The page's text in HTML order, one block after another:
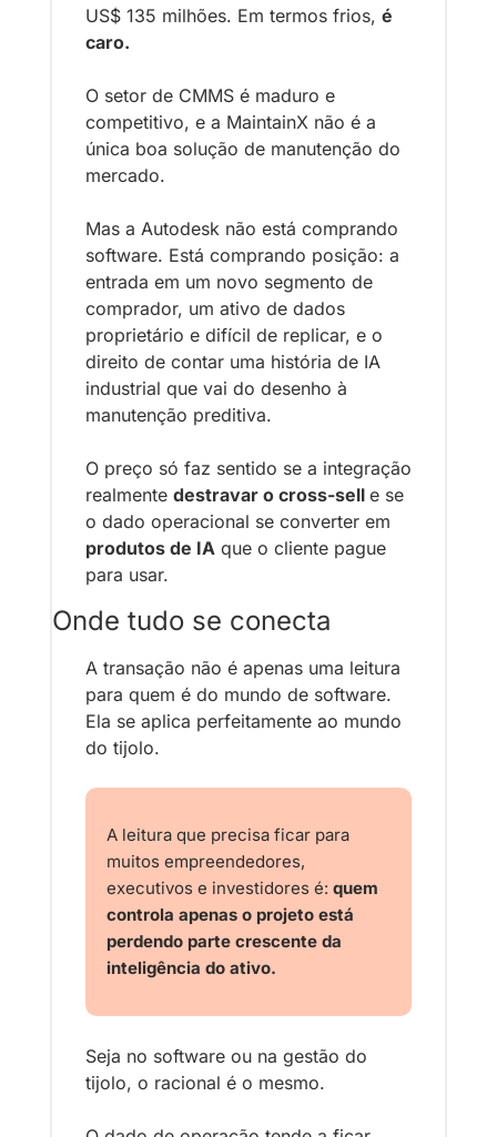
US$ 135 milhões. Em termos frios, é
caro.
O setor de CMMS é maduro e
competitivo, e a MaintainX não é a
única boa solução de manutenção do
mercado.
Mas a Autodesk não está comprando
software. Está comprando posição: a
entrada em um novo segmento de
comprador, um ativo de dados
proprietário e difícil de replicar, e o
direito de contar uma história de IA
industrial que vai do desenho à
manutenção preditiva.
O preço só faz sentido se a integração
realmente destravar o cross-sell e se
produtos de IA que o cliente pague
para usar.
Onde tudo se conecta
A transação não é apenas uma leitura
para quem é do mundo de software.
Ela se aplica perfeitamente ao mundo
do tijolo.
A leitura que precisa ficar para
muitos empreendedores,
executivos e investidores é: quem
controla apenas o projeto está
perdendo parte crescente da
inteligência do ativo.
Seja no software ou na gestão do
tijolo, o racional é o mesmo.